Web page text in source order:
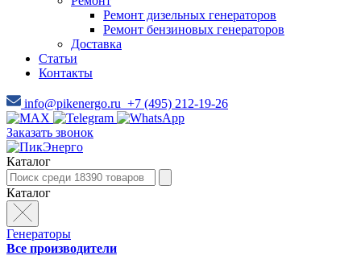
Ремонт дизельных генераторов
Ремонт бензиновых генераторов
Доставка
Статьи
Контакты
info@pikenergo.ru +7 (495) 212-19-26
Заказать звонок
Каталог
Каталог
Генераторы
Все производители